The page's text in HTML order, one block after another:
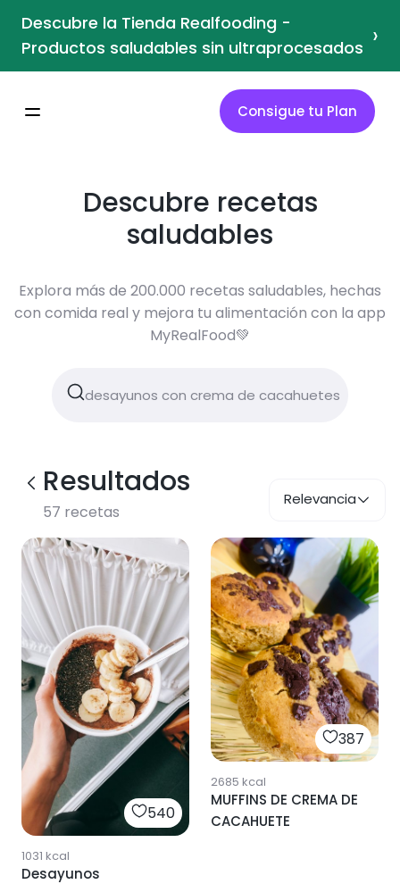
Descubre la Tienda Realfooding -
Productos saludables sin ultraprocesados ›
Consigue tu Plan
Descubre recetas
saludables
Explora más de 200.000 recetas saludables, hechas
con comida real y mejora tu alimentación con la app
MyRealFood💚
Resultados
57 recetas
Relevancia
540
1031 kcal
Desayunos
387
2685 kcal
MUFFINS DE CREMA DE
CACAHUETE